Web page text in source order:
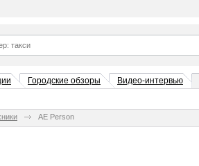
Городские обзоры Видео-интервью
AE Person